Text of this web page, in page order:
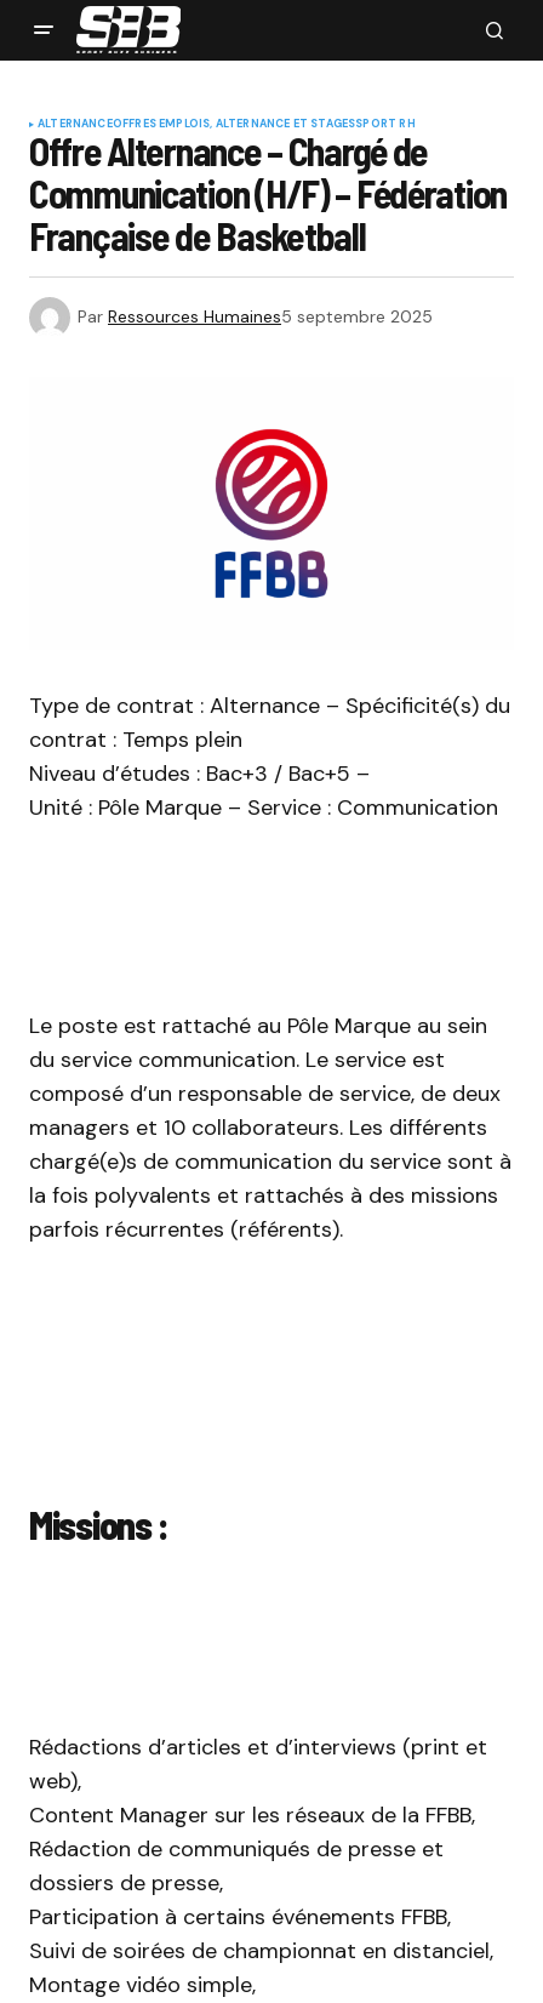
ALTERNANCEOFFRES EMPLOIS, ALTERNANCE ET STAGESSPORT RH
Offre Alternance – Chargé de
Communication (H/F) – Fédération
Française de Basketball
Par Ressources Humaines5 septembre 2025
Type de contrat : Alternance – Spécificité(s) du
contrat : Temps plein
Niveau d’études : Bac+3 / Bac+5 –
Unité : Pôle Marque – Service : Communication
Le poste est rattaché au Pôle Marque au sein
du service communication. Le service est
composé d’un responsable de service, de deux
managers et 10 collaborateurs. Les différents
chargé(e)s de communication du service sont à
la fois polyvalents et rattachés à des missions
parfois récurrentes (référents).
Missions :
Rédactions d’articles et d’interviews (print et
web),
Content Manager sur les réseaux de la FFBB,
Rédaction de communiqués de presse et
dossiers de presse,
Participation à certains événements FFBB,
Suivi de soirées de championnat en distanciel,
Montage vidéo simple,